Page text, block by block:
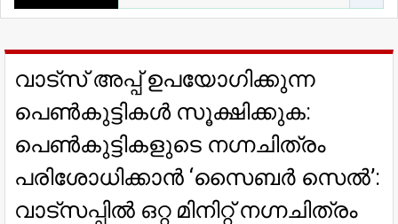
വാട്സ് അപ്പ് ഉപയോഗിക്കുന്ന
പെൺകുട്ടികൾ സൂക്ഷിക്കുക:
പെൺകുട്ടികളുടെ നഗ്നചിത്രം
പരിശോധിക്കാൻ ‘സൈബർ സെൽ’:
വാട്സപ്പിൽ ഒറ്റ മിനിറ്റ് നഗ്നചിത്രം